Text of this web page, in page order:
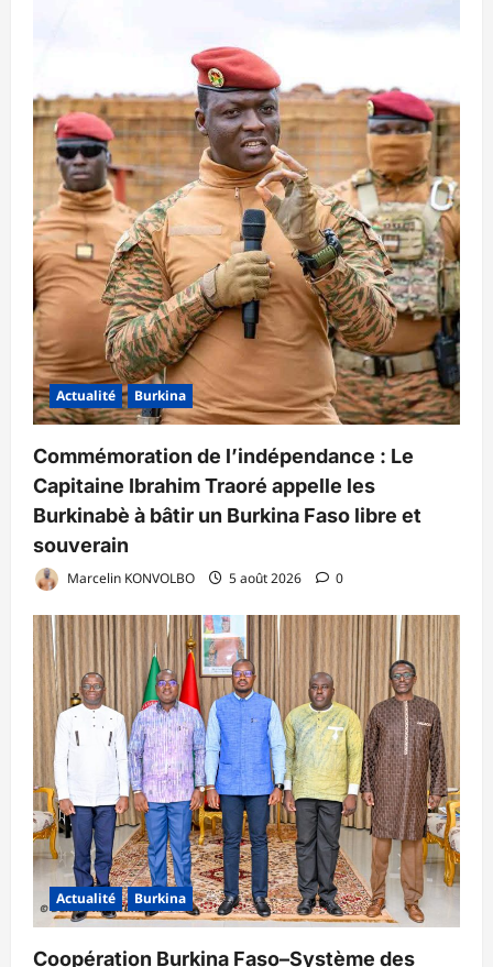
Actualité Burkina
Commémoration de l’indépendance : Le
Capitaine Ibrahim Traoré appelle les
Burkinabè à bâtir un Burkina Faso libre et
souverain
Marcelin KONVOLBO 5 août 2026 0
Actualité Burkina
Coopération Burkina Faso–Système des